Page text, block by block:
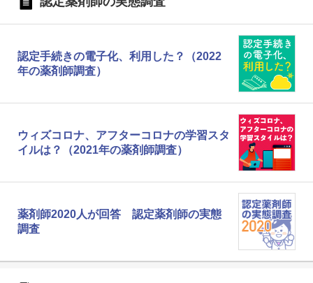
認定手続きの電子化、利用した？（2022
年の薬剤師調査）
ウィズコロナ、アフターコロナの学習スタ
イルは？（2021年の薬剤師調査）
薬剤師2020人が回答 認定薬剤師の実態
調査